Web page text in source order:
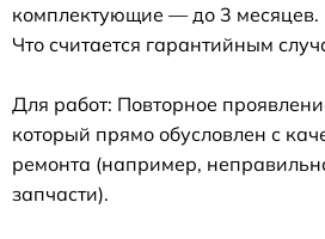
комплектующие — до 3 месяцев.
Что считается гарантийным
Для работ: Повторное
который прямо обусловлен с
ремонта (например,
запчасти).